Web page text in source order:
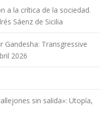
a la crítica de la sociedad.
Sáenz de Sicilia
Gandesha: Transgressive
2026
sin salida»: Utopía,